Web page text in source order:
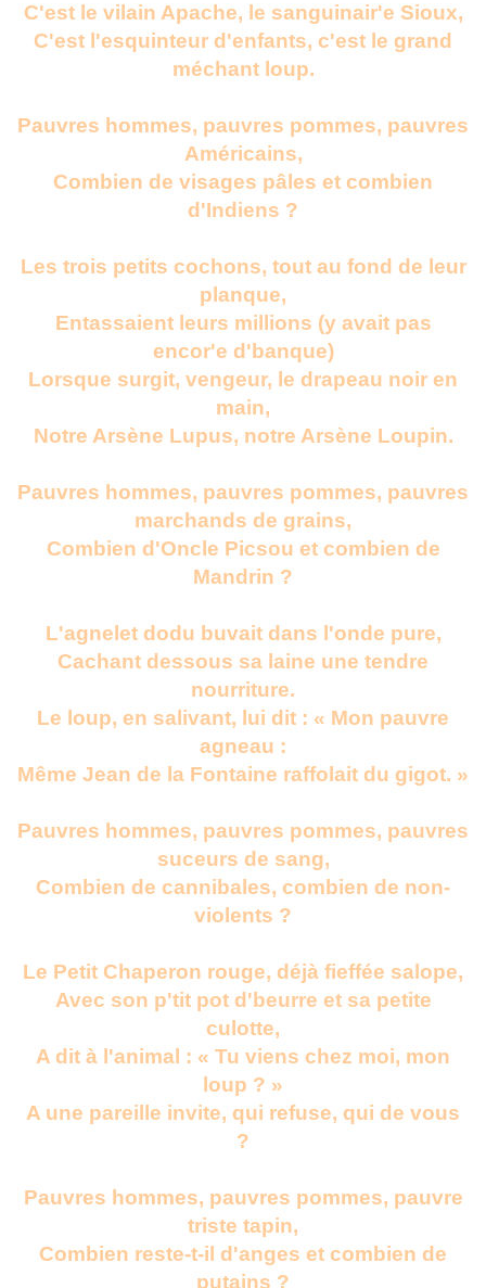
C'est le vilain Apache, le sanguinair'e Sioux,
C'est l'esquinteur d'enfants, c'est le grand
méchant loup.
Pauvres hommes, pauvres pommes, pauvres
Américains,
Combien de visages pâles et combien
d'Indiens ?
Les trois petits cochons, tout au fond de leur
planque,
Entassaient leurs millions (y avait pas
encor'e d'banque)
Lorsque surgit, vengeur, le drapeau noir en
main,
Notre Arsène Lupus, notre Arsène Loupin.
Pauvres hommes, pauvres pommes, pauvres
marchands de grains,
Combien d'Oncle Picsou et combien de
Mandrin ?
L'agnelet dodu buvait dans l'onde pure,
Cachant dessous sa laine une tendre
nourriture.
Le loup, en salivant, lui dit : « Mon pauvre
agneau :
Même Jean de la Fontaine raffolait du gigot. »
Pauvres hommes, pauvres pommes, pauvres
suceurs de sang,
Combien de cannibales, combien de non-
violents ?
Le Petit Chaperon rouge, déjà fieffée salope,
Avec son p'tit pot d'beurre et sa petite
culotte,
A dit à l'animal : « Tu viens chez moi, mon
loup ? »
A une pareille invite, qui refuse, qui de vous
?
Pauvres hommes, pauvres pommes, pauvre
triste tapin,
Combien reste-t-il d'anges et combien de
putains ?